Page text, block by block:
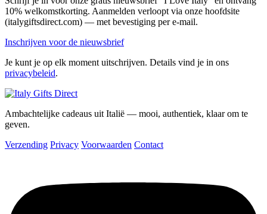
10% welkomstkorting. Aanmelden verloopt via onze hoofdsite
(italygiftsdirect.com) — met bevestiging per e-mail.
Inschrijven voor de nieuwsbrief
Je kunt je op elk moment uitschrijven. Details vind je in ons
privacybeleid.
Ambachtelijke cadeaus uit Italië — mooi, authentiek, klaar om te
geven.
Verzending Privacy Voorwaarden Contact